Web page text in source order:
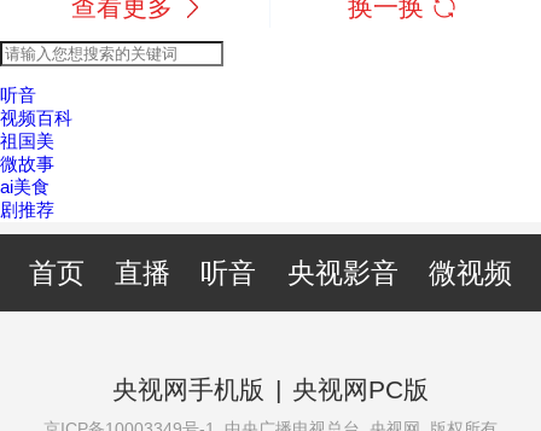
查看更多 换一换
听音
视频百科
祖国美
微故事
ai美食
剧推荐
首页 直播 听音 央视影音 微视频
央视网手机版 | 央视网PC版